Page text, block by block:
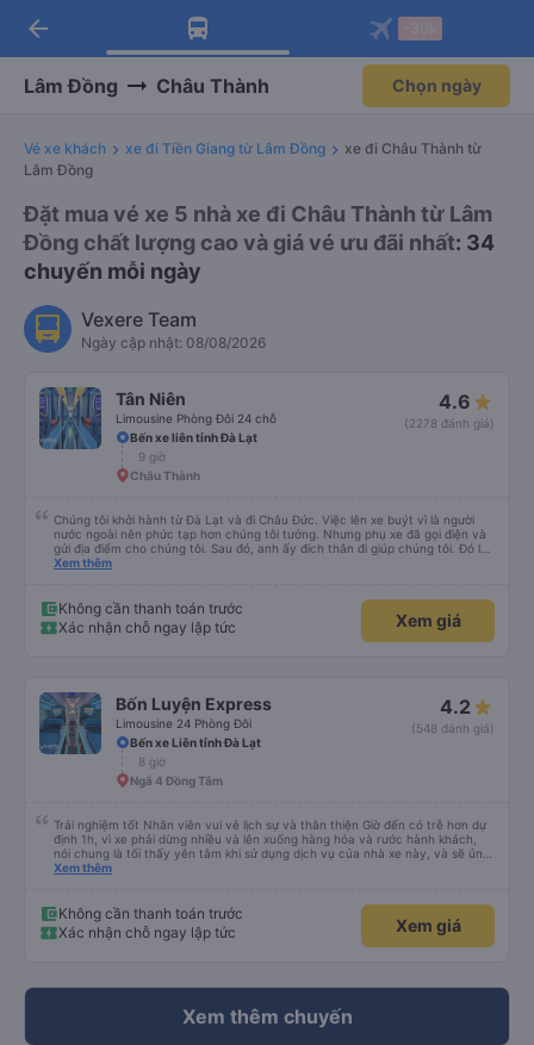
Tải app Vexere ngay!
Nhận ưu đãi thành viên độc
Mở app
Tải app Vexere
-30k/ghế khi đặt vé máy bay qua
Mở app
arrow_back
Lâm Đồng Châu Thành Chọn ngày
Vé xe khách xe đi Tiền Giang từ Lâm Đồng
xe đi Châu Thành từ
Lâm Đồng
Đặt mua vé xe 5 nhà xe đi Châu Thành từ Lâm
Đồng chất lượng cao và giá vé ưu đãi nhất: 34
chuyến mỗi ngày
Vexere Team
Ngày cập nhật: 08/08/2026
Tân Niên
Limousine Phòng Đôi 24 chỗ
4.6
(2278 đánh giá)
Bến xe liên tỉnh Đà Lạt
9 giờ
Châu Thành
Chúng tôi khởi hành từ Đà Lạt và đi Châu Đức. Việc lên xe buýt vì là người
nước ngoài nên phức tạp hơn chúng tôi tưởng. Nhưng phụ xe đã gọi điện và
gửi địa điểm cho chúng tôi. Sau đó, anh ấy đích thân đi giúp chúng tôi. Đó là
lần đầu tiên đi xe giường nằm với hai đứa trẻ nhỏ khá thú vị. Chúng tôi không
điểm dừng, họ đánh thức chúng tôi dậy và đảm bảo chúng tôi đã sẵn sàng.
Nhìn chung, đó là một trải nghiệm tốt. Mỗi giường đều có gối và chăn, và đủ
chỗ cho 1 người lớn và 1 trẻ em nằm thoải mái.
Xem thêm
Không cần thanh toán trước
Xác nhận chỗ ngay lập tức
Xem giá
Bốn Luyện Express
Limousine 24 Phòng Đôi
4.2
(548 đánh giá)
Bến xe Liên tỉnh Đà Lạt
8 giờ
Ngã 4 Đồng Tâm
Trải nghiệm tốt Nhân viên vui vẻ lịch sự và thân thiện Giờ đến có trễ hơn dự
định 1h, vì xe phải dừng nhiều và lên xuống hàng hóa và rước hành khách,
nói chung là tối thấy yên tâm khi sử dụng dịch vụ của nhà xe này, và sẽ ủng
hộ và giới thiệu cho người thân sử dụng dịch vụ của nhà xe này
Xem thêm
Không cần thanh toán trước
Xác nhận chỗ ngay lập tức
Xem giá
Xem thêm chuyến